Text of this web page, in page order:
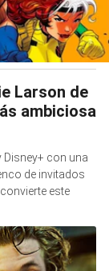
Larson de
ambiciosa
Disney+ con una
de invitados
este